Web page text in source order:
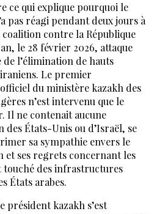
ce qui explique pourquoi le
pas réagi pendant deux jours à
coalition contre la République
le 28 février 2026, attaque
de l’élimination de hauts
Le premier
du ministère kazakh des
n’est intervenu que le
Il ne contenait aucune
des États-Unis ou d’Israël, se
sa sympathie envers le
et ses regrets concernant les
touché des infrastructures
États arabes.
président kazakh s’est